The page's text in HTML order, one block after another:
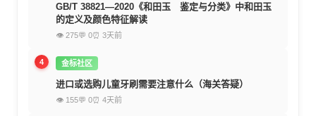
GB/T 38821—2020《和田玉 鉴定与分类》中和田玉
的定义及颜色特征解读
👁 275💬 0⏰ 3天前
4 金标社区
进口或选购儿童牙刷需要注意什么（海关答疑）
👁 155💬 0⏰ 4天前